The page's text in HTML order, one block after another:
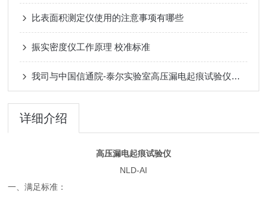
比表面积测定仪使用的注意事项有哪些
振实密度仪工作原理 校准标准
我司与中国信通院-泰尔实验室高压漏电起痕试验仪达成供货合作
详细介绍
高压漏电起痕试验仪
NLD-AI
一、满足标准：